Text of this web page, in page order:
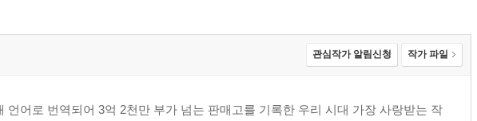
관심작가 알림신청 작가 파일
언어로 번역되어 3억 2천만 부가 넘는 판매고를 기록한 우리 시대 가장 사랑받는 작